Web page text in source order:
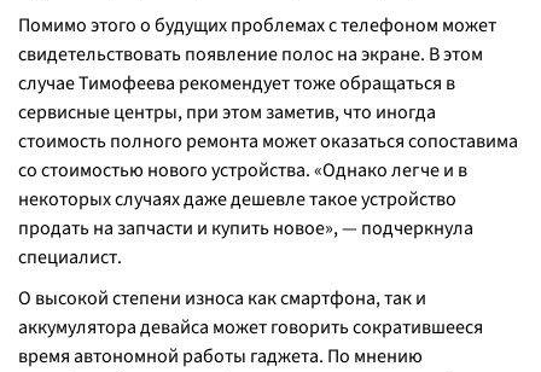
Помимо этого о будущих проблемах с телефоном может
свидетельствовать появление полос на экране. В этом
случае Тимофеева рекомендует тоже обращаться в
сервисные центры, при этом заметив, что иногда
стоимость полного ремонта может оказаться сопоставима
со стоимостью нового устройства. «Однако легче и в
некоторых случаях даже дешевле такое устройство
продать на запчасти и купить новое», — подчеркнула
специалист.
О высокой степени износа как смартфона, так и
аккумулятора девайса может говорить сократившееся
время автономной работы гаджета. По мнению